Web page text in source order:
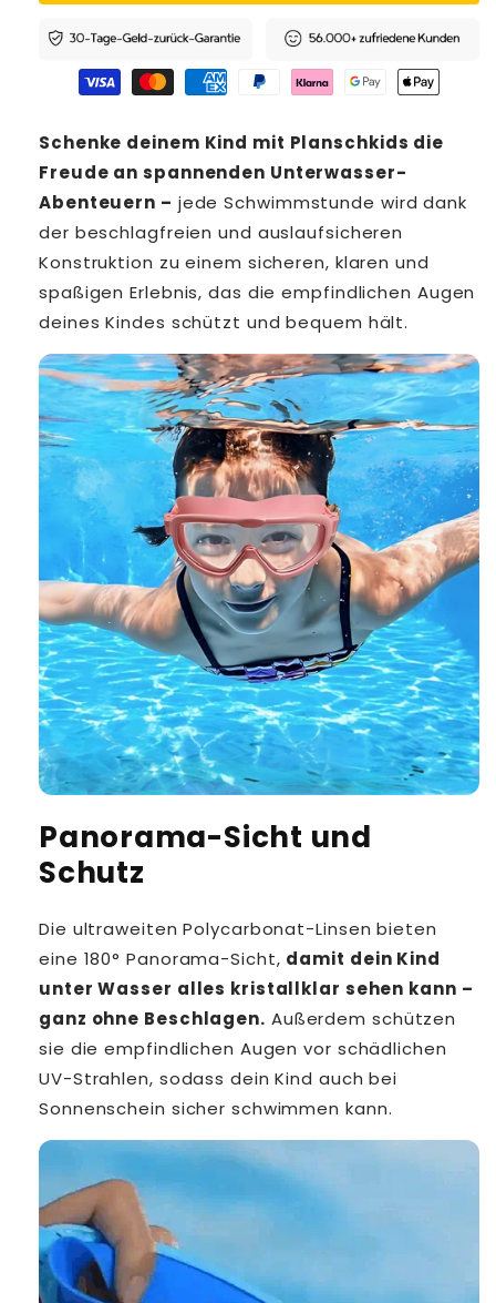
Schenke deinem Kind mit Planschkids die
Freude an spannenden Unterwasser-
Abenteuern – jede Schwimmstunde wird dank
der beschlagfreien und auslaufsicheren
Konstruktion zu einem sicheren, klaren und
spaßigen Erlebnis, das die empfindlichen Augen
deines Kindes schützt und bequem hält.
Panorama-Sicht und
Schutz
Die ultraweiten Polycarbonat-Linsen bieten
eine 180° Panorama-Sicht, damit dein Kind
unter Wasser alles kristallklar sehen kann –
ganz ohne Beschlagen. Außerdem schützen
sie die empfindlichen Augen vor schädlichen
UV-Strahlen, sodass dein Kind auch bei
Sonnenschein sicher schwimmen kann.